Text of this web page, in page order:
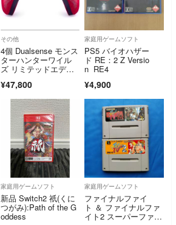
その他
4個 Dualsense モンス
ターハンターワイル
ズ リミテッドエディ
5 プレイステーション
¥47,800
家庭用ゲームソフト
PS5 バイオハザー
ド RE：2 Z Versio
n RE4
¥4,900
家庭用ゲームソフト
新品 Switch2 祇(くに
つがみ):Path of the G
oddess
家庭用ゲームソフト
ファイナルファイ
ト ＆ ファイナルファ
イト2 スーパーファミ